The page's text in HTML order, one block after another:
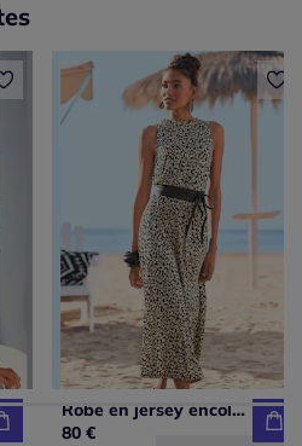
Robe en jersey encolure haute volantée
80 €